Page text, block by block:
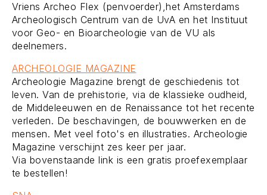
Vriens Archeo Flex (penvoerder),het Amsterdams
Archeologisch Centrum van de UvA en het Instituut
voor Geo- en Bioarcheologie van de VU als
deelnemers.
ARCHEOLOGIE MAGAZINE
Archeologie Magazine brengt de geschiedenis tot
leven. Van de prehistorie, via de klassieke oudheid,
de Middeleeuwen en de Renaissance tot het recente
verleden. De beschavingen, de bouwwerken en de
mensen. Met veel foto's en illustraties. Archeologie
Magazine verschijnt zes keer per jaar.
Via bovenstaande link is een gratis proefexemplaar
te bestellen!